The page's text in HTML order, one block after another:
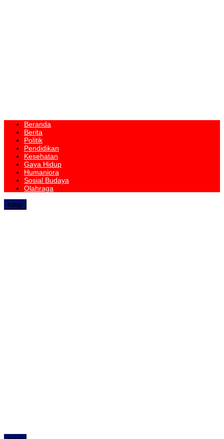
Beranda
Berita
Politik
Pendidikan
Kesehatan
Gaya Hidup
Humaniora
Sosial Budaya
Olahraga
tutup